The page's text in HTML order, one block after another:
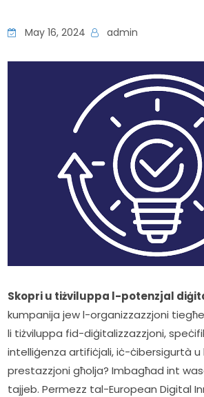
May 16, 2024 admin
Skopri u tiżviluppa l-potenzjal
kumpanija jew l-organizzazzjoni
li tiżviluppa fid-diġitalizzazzjoni,
intelliġenza artifiċjali, iċ-ċibersigurtà
prestazzjoni għolja? Imbagħad int
tajjeb. Permezz tal-European Digital